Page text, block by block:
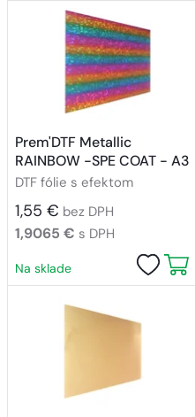
Prem'DTF Metallic
RAINBOW -SPE COAT - A3
DTF fólie s efektom
1,55 € bez DPH
1,9065 € s DPH
Na sklade